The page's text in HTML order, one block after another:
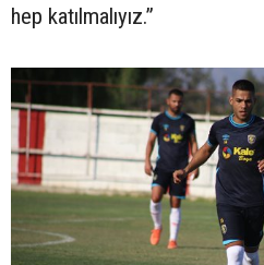
hep katılmalıyız.”